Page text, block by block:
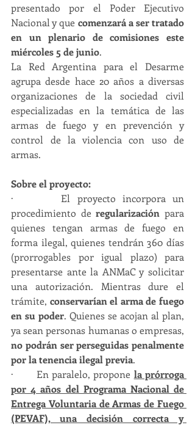
presentado por el Poder Ejecutivo
Nacional y que comenzará a ser tratado
en un plenario de comisiones este
miércoles 5 de junio.
La Red Argentina para el Desarme
agrupa desde hace 20 años a diversas
organizaciones de la sociedad civil
especializadas en la temática de las
armas de fuego y en prevención y
control de la violencia con uso de
armas.
Sobre el proyecto:
·       El proyecto incorpora un
procedimiento de regularización para
quienes tengan armas de fuego en
forma ilegal, quienes tendrán 360 días
(prorrogables por igual plazo) para
presentarse ante la ANMaC y solicitar
una autorización. Mientras dure el
trámite, conservarían el arma de fuego
en su poder. Quienes se acojan al plan,
no podrán ser perseguidas penalmente
por la tenencia ilegal previa.
·       En paralelo, propone la prórroga
por 4 años del Programa Nacional de
Entrega Voluntaria de Armas de Fuego
(PEVAF), una decisión correcta y